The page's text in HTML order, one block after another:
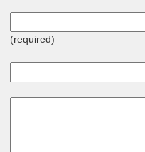
(required)